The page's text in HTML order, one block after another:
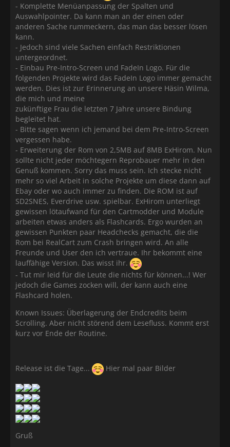
- Komplette Menüanpassung der Spalten und
Auswahlpointer. Da kann man an der einen oder
anderen Sache rummeckern, das man das besser lösen
kann.
- Jedoch sind viele Sachen einfach Restriktionen
untergeordnet.
- Einbau Pre-Intro-Screen und FadeIn Logo. Für die
folgenden Projekte wird das FadeIn Logo immer gemacht
werden. Dies ist zur Erinnerung an unsere Häsin Wilma,
die mich und meine
zukünftige Frau die letzten 7 Jahre unsere Bindung
begleitet hat.
- Bitte sagen wenn ich jemand bei dem Pre-Intro-Screen
vergessen habe.
- Erweiterung der Rom von 2,5MB auf 8MB ExHirom. Nun
sollte nicht jeder möchtegern Reprobauer mehr in den
Genuß kommen. Sorry das muss sein. Ich stecke nicht
mehr so viel Arbeit in solche Projekte um diese dann auf
Ebay oder wo auch immer zu finden. Die ROM ist auf
SD2SNES, Everdrive usw. spielbar. ExHirom unterliegt
gewissen lötaufwand für den Cartmodder und Module
arbeiten etwas anders als Flashcards. Ergo wurden an
gewissen Punkten paar Headchecks gemacht, die die
Rom bei RealCart zum Crash bringen wird. An alle
Freunde und User den ich vertraue. Ihr bekommt eine
lauffähige Version. Das wisst ihr.
- Tut mir leid für die Leute die nichts für können...! Wer
jedoch die Games zocken will, der kann auch eine
Flashcard holen.
Known Issues: Überlagerung der Endcredits beim
Scrolling. Aber nicht störend dem Lesefluss. Kommt erst
kurz vor Ende der Routine.
Release ist die Tage... Hier mal paar Bilder
Gruß